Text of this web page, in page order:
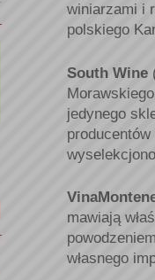
winiarzami i
polskiego
South Wine
jedynego
mawiają
własnego